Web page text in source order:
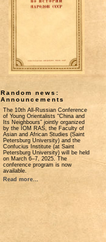
Random news:
Announcements
The 10th All-Russian Conference
of Young Orientalists “China and
Its Neighbours” jointly organized
by the IOM RAS, the Faculty of
Asian and African Studies (Saint
Petersburg University) and the
Confucius Institute (at Saint
Petersburg University) will be held
on March 6–7, 2025. The
conference program is now
available.
Read more...